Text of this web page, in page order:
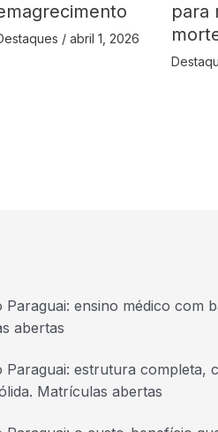
/abril 1, 2026
para
Paraguai: ensino médico com
abertas
Paraguai: estrutura completa,
Matrículas abertas